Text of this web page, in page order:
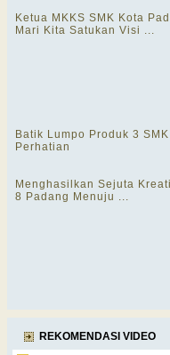
Ketua MKKS SMK Kota
Mari Kita Satukan Visi ...
Batik Lumpo Produk 3
Perhatian
Menghasilkan Sejuta
8 Padang Menuju ...
REKOMENDASI VIDEO